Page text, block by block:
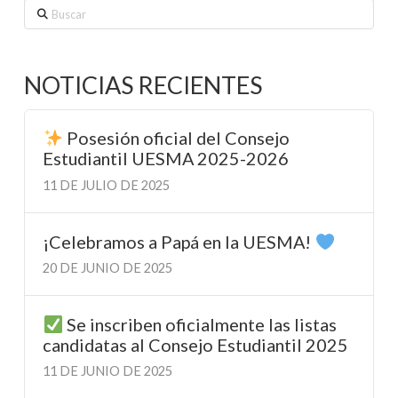
Buscar
NOTICIAS RECIENTES
Posesión oficial del Consejo
Estudiantil UESMA 2025-2026
11 DE JULIO DE 2025
¡Celebramos a Papá en la UESMA!
20 DE JUNIO DE 2025
Se inscriben oficialmente las listas
candidatas al Consejo Estudiantil 2025
11 DE JUNIO DE 2025